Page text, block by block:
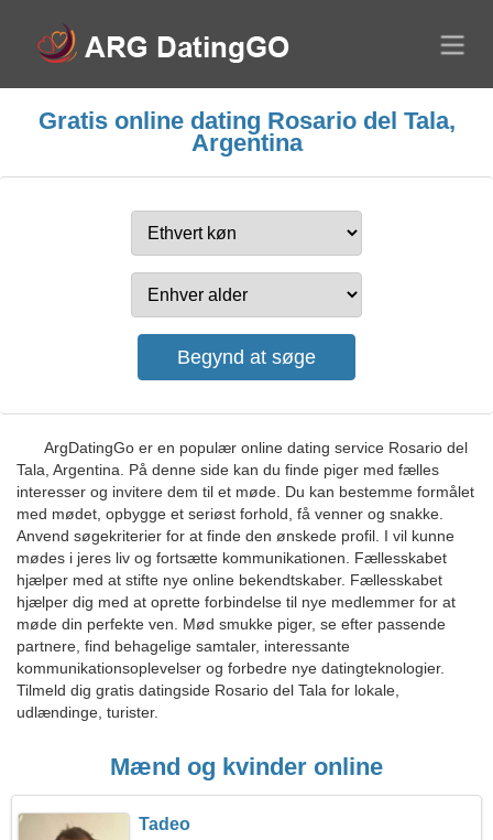
Gratis online dating Rosario del Tala,
Argentina
ArgDatingGo er en populær online dating service Rosario del
Tala, Argentina. På denne side kan du finde piger med fælles
interesser og invitere dem til et møde. Du kan bestemme formålet
med mødet, opbygge et seriøst forhold, få venner og snakke.
Anvend søgekriterier for at finde den ønskede profil. I vil kunne
mødes i jeres liv og fortsætte kommunikationen. Fællesskabet
hjælper med at stifte nye online bekendtskaber. Fællesskabet
hjælper dig med at oprette forbindelse til nye medlemmer for at
møde din perfekte ven. Mød smukke piger, se efter passende
partnere, find behagelige samtaler, interessante
kommunikationsoplevelser og forbedre nye datingteknologier.
Tilmeld dig gratis datingside Rosario del Tala for lokale,
udlændinge, turister.
Mænd og kvinder online
Tadeo